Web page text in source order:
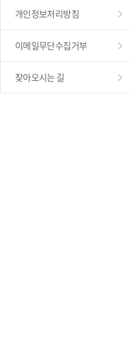
개인정보처리방침
이메일무단수집거부
찾아오시는 길